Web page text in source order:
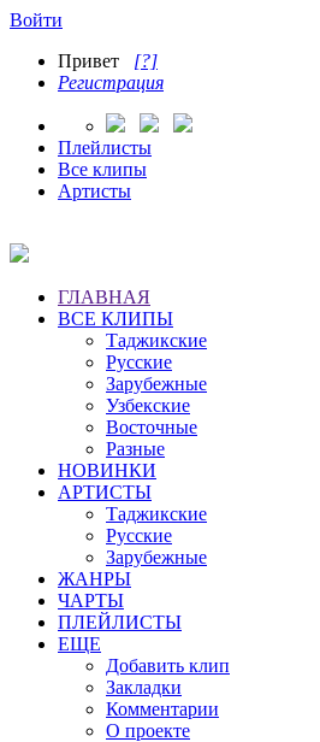
Войти
Привет [?]
Регистрация
Плейлисты
Все клипы
Артисты
ГЛАВНАЯ
ВСЕ КЛИПЫ
Таджикские
Русские
Зарубежные
Узбекские
Восточные
Разные
НОВИНКИ
АРТИСТЫ
Таджикские
Русские
Зарубежные
ЖАНРЫ
ЧАРТЫ
ПЛЕЙЛИСТЫ
ЕЩЕ
Добавить клип
Закладки
Комментарии
О проекте